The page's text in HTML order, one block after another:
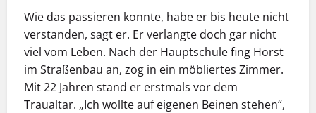
Wie das passieren konnte, habe er bis heute nicht
verstanden, sagt er. Er verlangte doch gar nicht
viel vom Leben. Nach der Hauptschule fing Horst
im Straßenbau an, zog in ein möbliertes Zimmer.
Mit 22 Jahren stand er erstmals vor dem
Traualtar. „Ich wollte auf eigenen Beinen stehen“,